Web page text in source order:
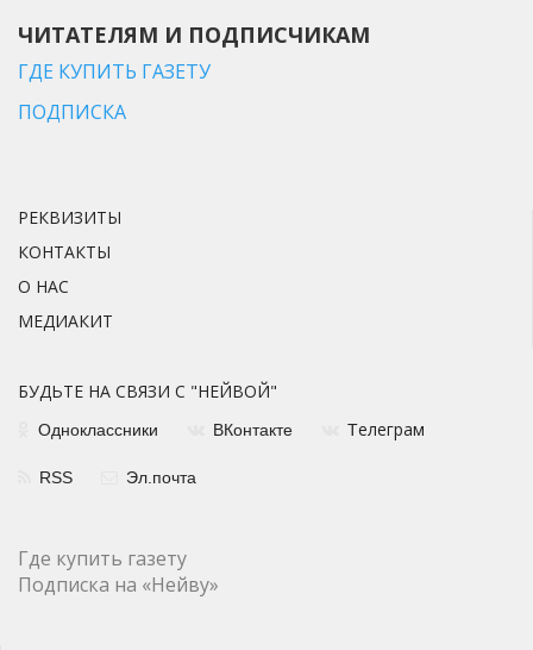
ЧИТАТЕЛЯМ И ПОДПИСЧИКАМ
ГДЕ КУПИТЬ ГАЗЕТУ
ПОДПИСКА
РЕКВИЗИТЫ
КОНТАКТЫ
О НАС
МЕДИАКИТ
БУДЬТЕ НА СВЯЗИ С "НЕЙВОЙ"
Одноклассники ВКонтакте Телеграм
RSS Эл.почта
Где купить газету
Подписка на «Нейву»